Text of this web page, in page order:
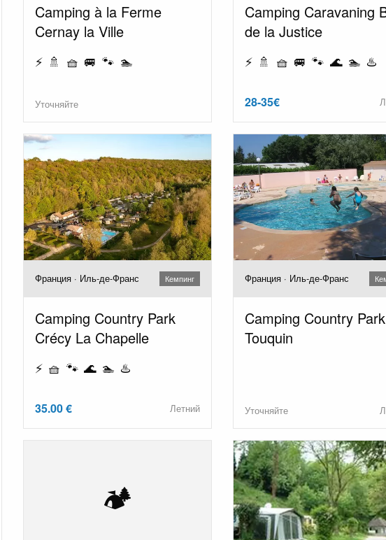
Camping à la Ferme
Cernay la Ville
⚡ 🚿 🧺 🚐 🐾 🏊
Уточняйте
Camping Caravaning
de la Justice
⚡ 🚿 🧺 🚐 🐾 🌊 🏊 ♨️
28-35€
Франция · Иль-де-Франс Кемпинг
Camping Country Park
Crécy La Chapelle
⚡ 🧺 🐾 🌊 🏊 ♨️
35.00 € Летний
Франция · Иль-де-Франс
Camping Country Park
Touquin
Уточняйте
🏕️